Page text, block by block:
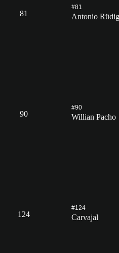
81
#81
Antonio
90
#90
Willian Pacho
124
#124
Carvajal